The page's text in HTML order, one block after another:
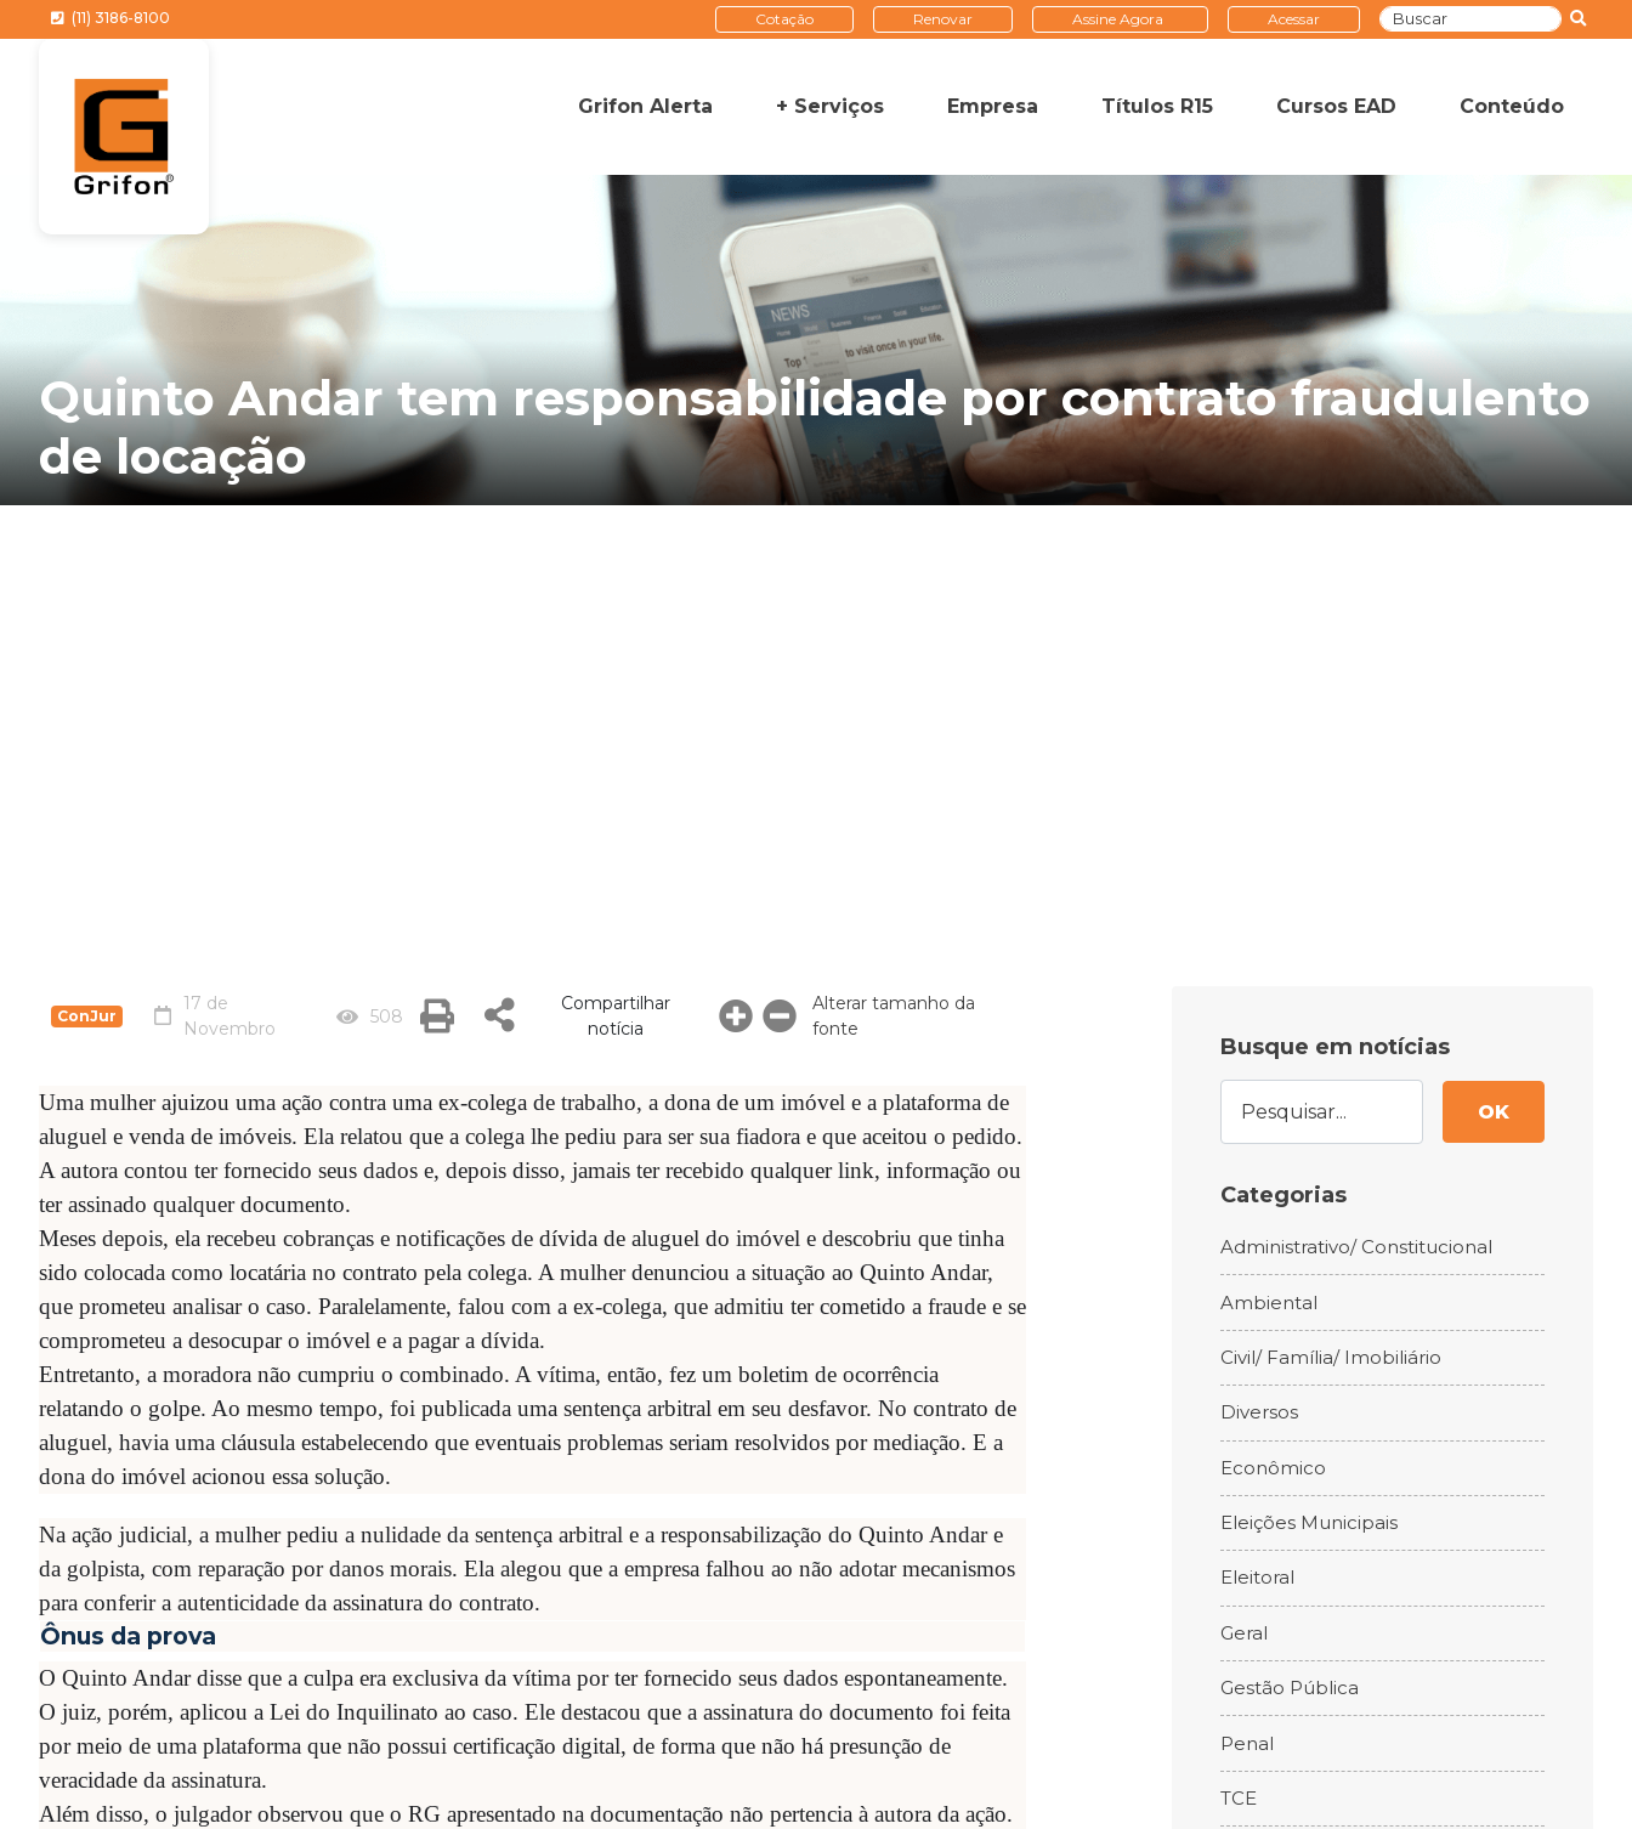
(11) 3186-8100 Cotação Renovar Assine Agora Acessar
Grifon Alerta + Serviços Empresa Títulos R15 Cursos EAD Conteúdo
Quinto Andar tem responsabilidade por contrato fraudulento
de locação
ConJur
17 de
Novembro
508
Compartilhar
notícia
Alterar tamanho da
fonte
Uma mulher ajuizou uma ação contra uma ex-colega de trabalho, a dona de um imóvel e a plataforma de
aluguel e venda de imóveis. Ela relatou que a colega lhe pediu para ser sua fiadora e que aceitou o pedido.
A autora contou ter fornecido seus dados e, depois disso, jamais ter recebido qualquer link, informação ou
ter assinado qualquer documento.
Meses depois, ela recebeu cobranças e notificações de dívida de aluguel do imóvel e descobriu que tinha
sido colocada como locatária no contrato pela colega. A mulher denunciou a situação ao Quinto Andar,
que prometeu analisar o caso. Paralelamente, falou com a ex-colega, que admitiu ter cometido a fraude e se
comprometeu a desocupar o imóvel e a pagar a dívida.
Entretanto, a moradora não cumpriu o combinado. A vítima, então, fez um boletim de ocorrência
relatando o golpe. Ao mesmo tempo, foi publicada uma sentença arbitral em seu desfavor. No contrato de
aluguel, havia uma cláusula estabelecendo que eventuais problemas seriam resolvidos por mediação. E a
dona do imóvel acionou essa solução.
Na ação judicial, a mulher pediu a nulidade da sentença arbitral e a responsabilização do Quinto Andar e
da golpista, com reparação por danos morais. Ela alegou que a empresa falhou ao não adotar mecanismos
para conferir a autenticidade da assinatura do contrato.
Ônus da prova
O Quinto Andar disse que a culpa era exclusiva da vítima por ter fornecido seus dados espontaneamente.
O juiz, porém, aplicou a Lei do Inquilinato ao caso. Ele destacou que a assinatura do documento foi feita
por meio de uma plataforma que não possui certificação digital, de forma que não há presunção de
veracidade da assinatura.
Além disso, o julgador observou que o RG apresentado na documentação não pertencia à autora da ação.
Busque em notícias
OK
Categorias
Administrativo/ Constitucional
Ambiental
Civil/ Família/ Imobiliário
Diversos
Econômico
Eleições Municipais
Eleitoral
Geral
Gestão Pública
Penal
TCE